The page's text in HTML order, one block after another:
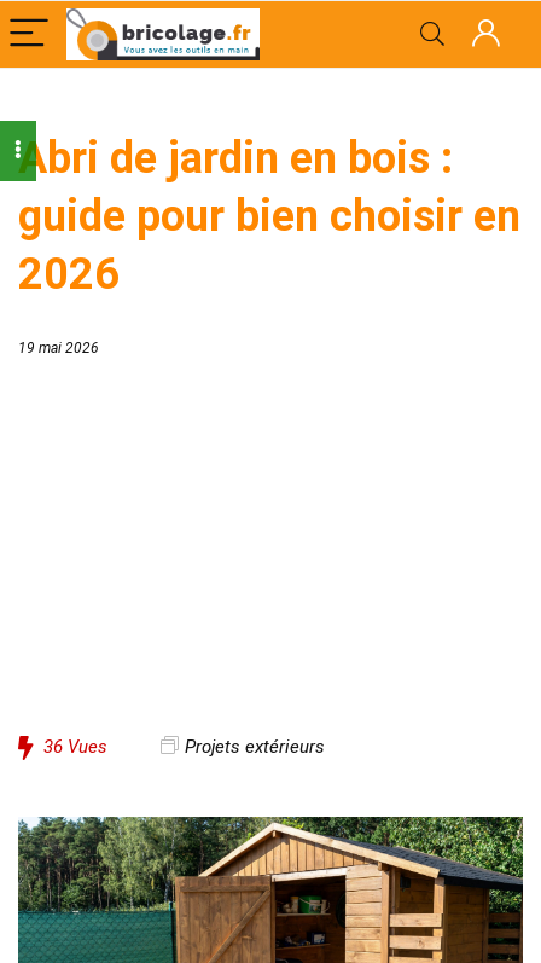
Abri de jardin en bois :
guide pour bien choisir en
2026
19 mai 2026
36 Vues Projets extérieurs